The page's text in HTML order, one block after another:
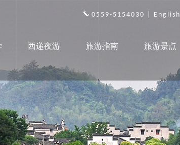
0559-5154030 | English
西递夜游 旅游指南 旅游景点